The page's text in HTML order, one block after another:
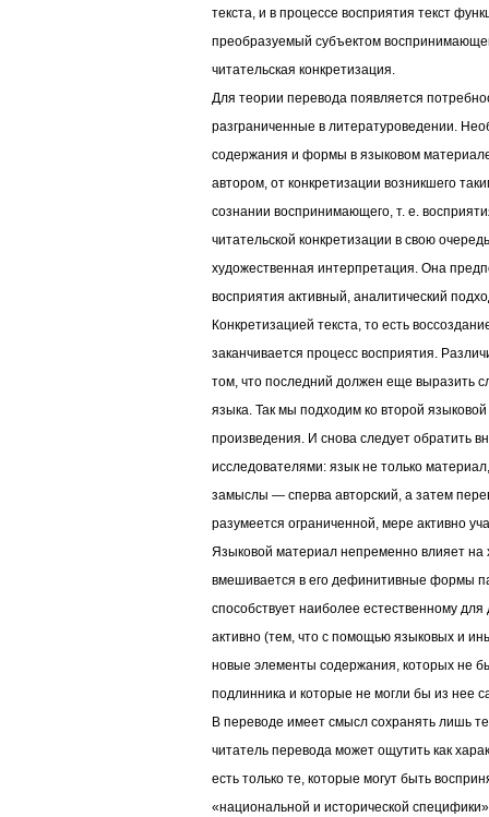
текста, и в процессе восприятия текст
преобразуемый субъектом
читательская конкретизация.
Для теории перевода появляется
разграниченные в литературоведении.
содержания и формы в языковом
автором, от конкретизации возникшего
сознании воспринимающего, т. е.
читательской конкретизации в свою
художественная интерпретация. Она
восприятия активный, аналитический
Конкретизацией текста, то есть
заканчивается процесс восприятия.
том, что последний должен еще выразить
языка. Так мы подходим ко второй
произведения. И снова следует обратить
исследователями: язык не только
замыслы — сперва авторский, а затем
разумеется ограниченной, мере активно
Языковой материал непременно влияет
вмешивается в его дефинитивные формы
способствует наиболее естественному
активно (тем, что с помощью языковых и
новые элементы содержания, которых не
подлинника и которые не могли бы из нее
В переводе имеет смысл сохранять лишь
читатель перевода может ощутить как
есть только те, которые могут быть
«национальной и исторической